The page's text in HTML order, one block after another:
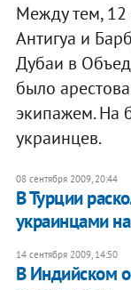
Между тем, 12
Антигуа и
Дубаи в
было
экипажем. На
украинцев.
08 сентября 2009, 20:44
В Турции
украинцами
14 сентября 2009, 14:50
В Индийском